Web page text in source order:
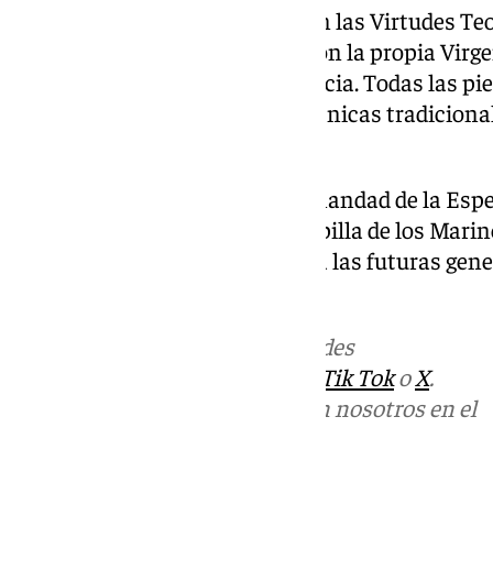
Las composiciones representan las Virtudes
identificándose la Esperanza con la propia
Torre de Marfil y Espejo de Justicia. Todas las
de cedro y policromadas con técnicas
Con esta inauguración, la Hermandad de la
el patrimonio artístico de la Capilla de los
legado devocional pensado para las futuras
en las redes
Tik TokoX.
Puedes ponerte en contacto con nosotros en el